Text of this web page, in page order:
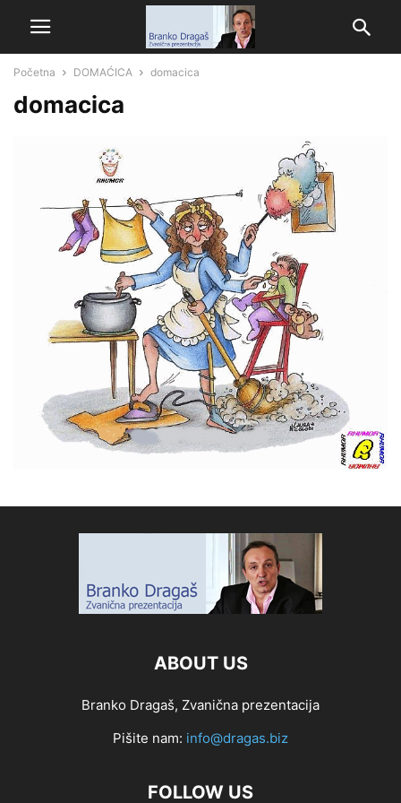
Početna DOMAĆICA domacica
domacica
ABOUT US
Branko Dragaš, Zvanična prezentacija
Pišite nam: info@dragas.biz
FOLLOW US